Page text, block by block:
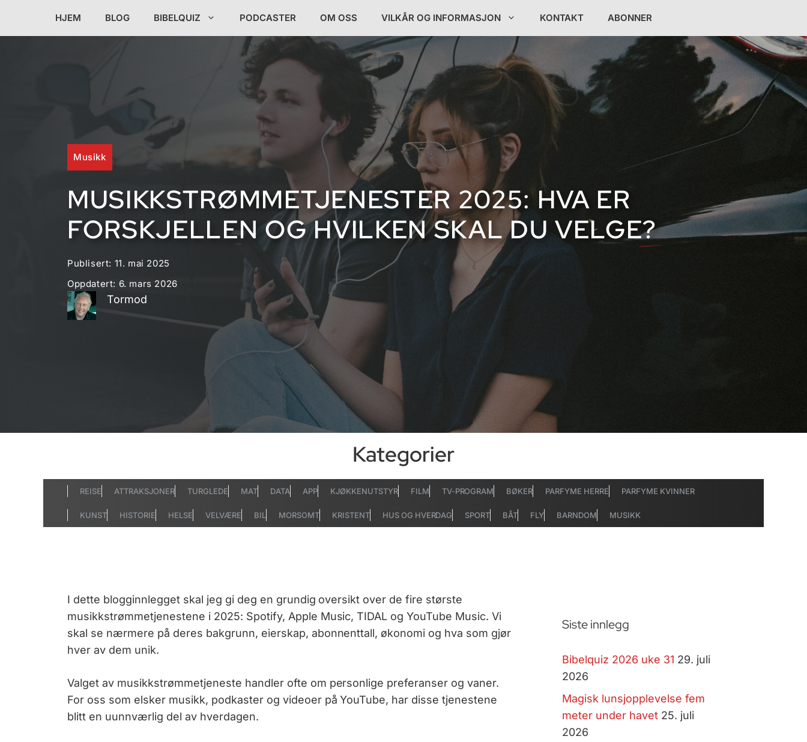
HJEM BLOG BIBELQUIZ PODCASTER OM OSS VILKÅR OG INFORMASJON KONTAKT ABONNER
Musikk
MUSIKKSTRØMMETJENESTER 2025: HVA ER
FORSKJELLEN OG HVILKEN SKAL DU VELGE?
Publisert: 11. mai 2025
Oppdatert: 6. mars 2026
Tormod
Kategorier
REISE ATTRAKSJONER TURGLEDE MAT DATA APP KJØKKENUTSTYR FILM TV-PROGRAM BØKER PARFYME HERRE PARFYME KVINNER
KUNST HISTORIE HELSE VELVÆRE BIL MORSOMT KRISTENT HUS OG HVERDAG SPORT BÅT FLY BARNDOM MUSIKK
I dette blogginnlegget skal jeg gi deg en grundig oversikt over de fire største
musikkstrømmetjenestene i 2025: Spotify, Apple Music, TIDAL og YouTube Music. Vi
skal se nærmere på deres bakgrunn, eierskap, abonnenttall, økonomi og hva som gjør
hver av dem unik.
Valget av musikkstrømmetjeneste handler ofte om personlige preferanser og vaner.
For oss som elsker musikk, podkaster og videoer på YouTube, har disse tjenestene
blitt en uunnværlig del av hverdagen.
Siste innlegg
Bibelquiz 2026 uke 31 29. juli
2026
Magisk lunsjopplevelse fem
meter under havet 25. juli
2026